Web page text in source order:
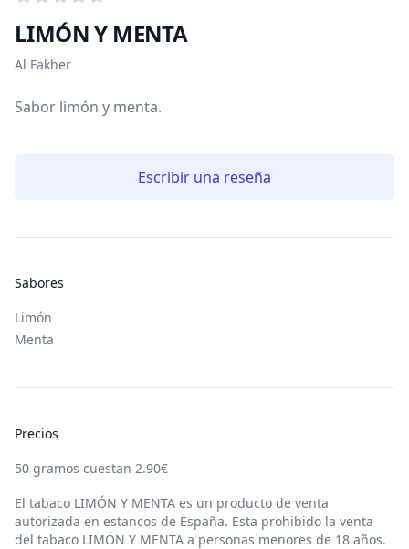
LIMÓN Y MENTA
Información del tabaco
Al Fakher
Sabor limón y menta.
Escribir una reseña
Sabores
Limón
Menta
Precios
50 gramos cuestan 2.90€
El tabaco LIMÓN Y MENTA es un producto de venta
autorizada en estancos de España. Esta prohibido la venta
del tabaco LIMÓN Y MENTA a personas menores de 18 años.